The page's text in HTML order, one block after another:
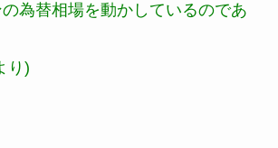
為替相場を動かしているのであ
り)